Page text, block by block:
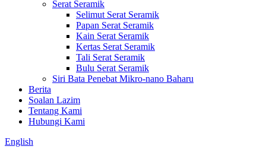
Serat Seramik
Selimut Serat Seramik
Papan Serat Seramik
Kain Serat Seramik
Kertas Serat Seramik
Tali Serat Seramik
Bulu Serat Seramik
Siri Bata Penebat Mikro-nano Baharu
Berita
Soalan Lazim
Tentang Kami
Hubungi Kami
English